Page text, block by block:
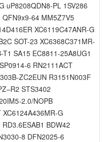
uP8208QDN8-PL 1SV286
QFN9x9-64 MM5Z7V5
XC6119C47ANR-G
SOT-23 XC6368C371MR-
SA15 EC8811-25A8UG1
6 RN2111ACT
ZC2EUN R3151N003F
STS3402
2.0/NOPB
G
BDW42
8 DFN2025-6